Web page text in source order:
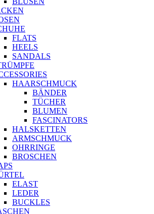
FLATS
HEELS
SANDALS
HAARSCHMUCK
BÄNDER
TÜCHER
BLUMEN
FASCINATORS
HALSKETTEN
ARMSCHMUCK
OHRRINGE
BROSCHEN
ELAST
LEDER
BUCKLES